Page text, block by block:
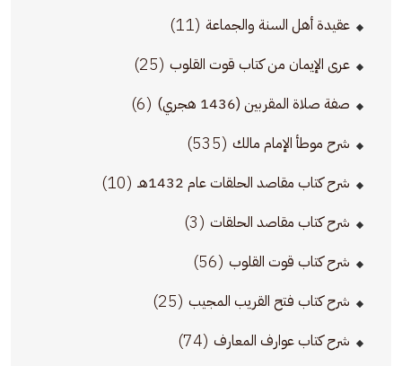
عقيدة أهل السنة والجماعة (11)
عرى الإيمان من كتاب قوت القلوب (25)
صفة صلاة المقربين (1436 هجري) (6)
شرح موطأ الإمام مالك (535)
شرح كتاب مقاصد الحلقات عام 1432هـ (10)
شرح كتاب مقاصد الحلقات (3)
شرح كتاب قوت القلوب (56)
شرح كتاب فتح القريب المجيب (25)
شرح كتاب عوارف المعارف (74)